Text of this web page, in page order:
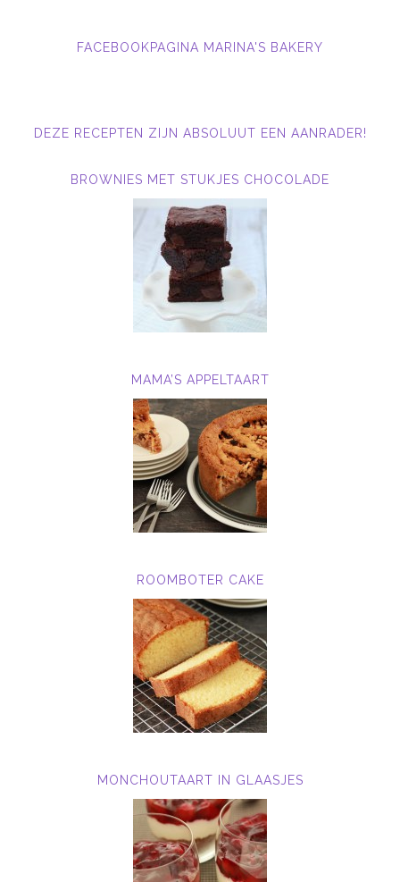
FACEBOOKPAGINA MARINA'S BAKERY
DEZE RECEPTEN ZIJN ABSOLUUT EEN AANRADER!
BROWNIES MET STUKJES CHOCOLADE
MAMA’S APPELTAART
ROOMBOTER CAKE
MONCHOUTAART IN GLAASJES